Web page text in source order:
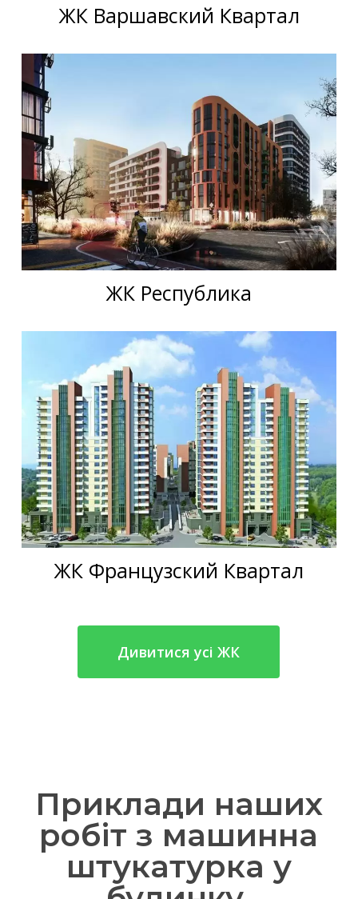
ЖК Варшавский Квартал
ЖК Республика
ЖК Французский Квартал
Дивитися усі ЖК
Приклади наших
робіт з машинна
штукатурка у